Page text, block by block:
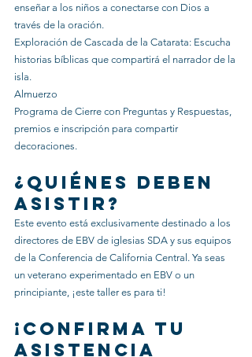
enseñar a los niños a conectarse con Dios a
través de la oración.
Exploración de Cascada de la Catarata: Escucha
historias bíblicas que compartirá el narrador de la
isla.
Almuerzo
Programa de Cierre con Preguntas y Respuestas,
premios e inscripción para compartir
decoraciones.
¿Quiénes deben
asistir?
Este evento está exclusivamente destinado a los
directores de EBV de iglesias SDA y sus equipos
de la Conferencia de California Central. Ya seas
un veterano experimentado en EBV o un
principiante, ¡este taller es para ti!
¡Confirma tu
asistencia